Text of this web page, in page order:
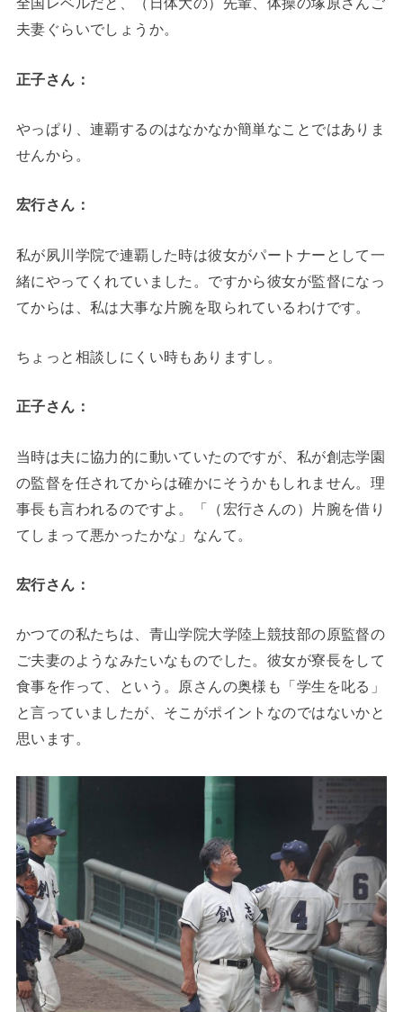
夫妻ぐらいでしょうか。
正子さん：
やっぱり、連覇するのはなかなか簡単なことではありま
せんから。
宏行さん：
私が夙川学院で連覇した時は彼女がパートナーとして一
緒にやってくれていました。ですから彼女が監督になっ
てからは、私は大事な片腕を取られているわけです。
ちょっと相談しにくい時もありますし。
正子さん：
当時は夫に協力的に動いていたのですが、私が創志学園
の監督を任されてからは確かにそうかもしれません。理
事長も言われるのですよ。「（宏行さんの）片腕を借り
てしまって悪かったかな」なんて。
宏行さん：
かつての私たちは、青山学院大学陸上競技部の原監督の
ご夫妻のようなみたいなものでした。彼女が寮長をして
食事を作って、という。原さんの奥様も「学生を叱る」
と言っていましたが、そこがポイントなのではないかと
思います。